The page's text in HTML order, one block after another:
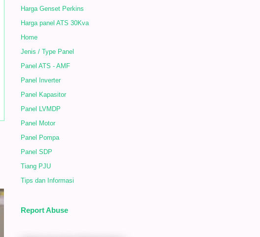
Harga Genset Perkins
Harga panel ATS 30Kva
Home
Jenis / Type Panel
Panel ATS - AMF
Panel Inverter
Panel Kapasitor
Panel LVMDP
Panel Motor
Panel Pompa
Panel SDP
Tiang PJU
Tips dan Informasi
Report Abuse